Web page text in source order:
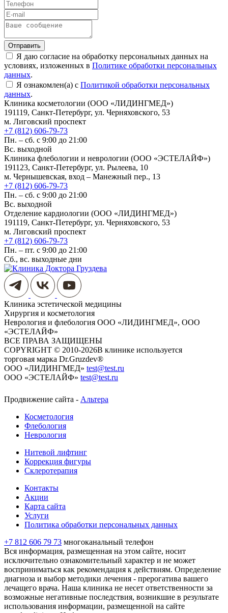
Отправить
Я даю согласие на обработку персональных данных на
условиях, изложенных в Политике обработки персональных
данных.
Я ознакомлен(а) с Политикой обработки персональных
данных.
Клиника косметологии (ООО «ЛИДИНГМЕД»)
191119, Санкт-Петербург, ул. Черняховского, 53
м. Лиговский проспект
+7 (812) 606-79-73
Пн. – сб. с 9:00 до 21:00
Вс. выходной
Клиника флебологии и неврологии (ООО «ЭСТЕЛАЙФ»)
191123, Санкт-Петербург, ул. Рылеева, 10
м. Чернышевская, вход – Манежный пер., 13
+7 (812) 606-79-73
Пн. – сб. с 9:00 до 21:00
Вс. выходной
Отделение кардиологии (ООО «ЛИДИНГМЕД»)
191119, Санкт-Петербург, ул. Черняховского, 53
м. Лиговский проспект
+7 (812) 606-79-73
Пн. – пт. с 9:00 до 21:00
Сб., вс. выходные дни
Клиника эстетической медицины
Хирургия и косметология
Неврология и флебология ООО «ЛИДИНГМЕД», ООО
«ЭСТЕЛАЙФ»
ВСЕ ПРАВА ЗАЩИЩЕНЫ
COPYRIGHT © 2010-2026​​​​​​​В клинике используется
торговая марка Dr.Gruzdev®
ООО «ЛИДИНГМЕД» test@test.ru
ООО «ЭСТЕЛАЙФ» test@test.ru
Продвижение сайта - Альтера
Косметология
Флебология
Неврология
Нитевой лифтинг
Коррекция фигуры
Склеротерапия
Контакты
Акции
Карта сайта
Услуги
Политика обработки персональных данных
+7 812 606 79 73 многоканальный телефон
Вся информация, размещенная на этом сайте, носит
исключительно ознакомительный характер и не может
восприниматься как рекомендация к действиям. Определение
диагноза и выбор методики лечения - прерогатива вашего
лечащего врача. Наша клиника не несет ответственности за
возможные негативные последствия, возникшие в результате
использования информации, размещенной на сайте